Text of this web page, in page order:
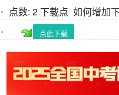
点数: 2 下载点 如何增加
点此下载